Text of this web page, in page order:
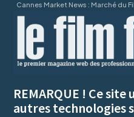
Cannes Market News : Marché du
REMARQUE ! Ce
autres technologies